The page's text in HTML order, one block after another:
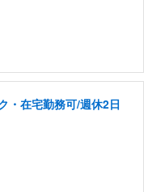
・在宅勤務可/週休2日